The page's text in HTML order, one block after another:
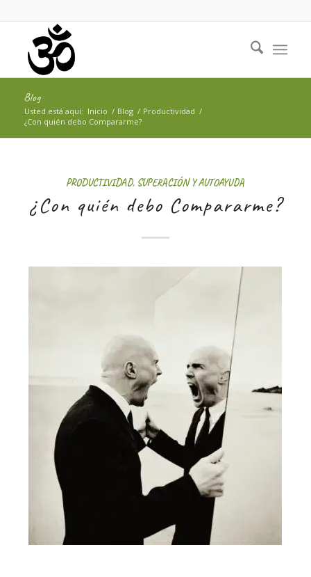
Blog
Usted está aquí: Inicio / Blog / Productividad /
¿Con quién debo Compararme?
PRODUCTIVIDAD, SUPERACIÓN Y AUTOAYUDA
¿Con quién debo Compararme?